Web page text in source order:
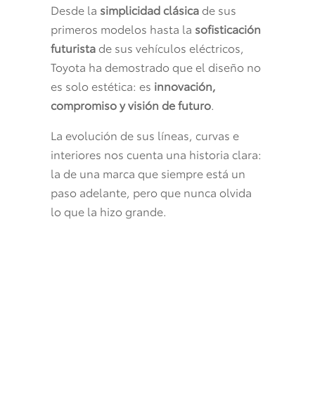
Desde la simplicidad clásicade sus
primeros modelos hasta la sofisticación
futuristade sus vehículos eléctricos,
Toyota ha demostrado que el diseño no
es solo estética: es innovación,
compromiso y visión de futuro.
La evolución de sus líneas, curvas e
interiores nos cuenta una historia clara:
la de una marca que siempre está un
paso adelante, pero que nunca olvida
lo que la hizo grande.